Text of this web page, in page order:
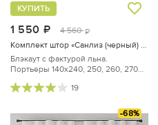
1 550 руб.
4 560 руб.
КУПИТЬ
Комплект штор «Санлиз (черный) - 270 см»
Блэкаут с фактурой льна.
Портьеры 140х240, 250, 260, 270
19
-68%